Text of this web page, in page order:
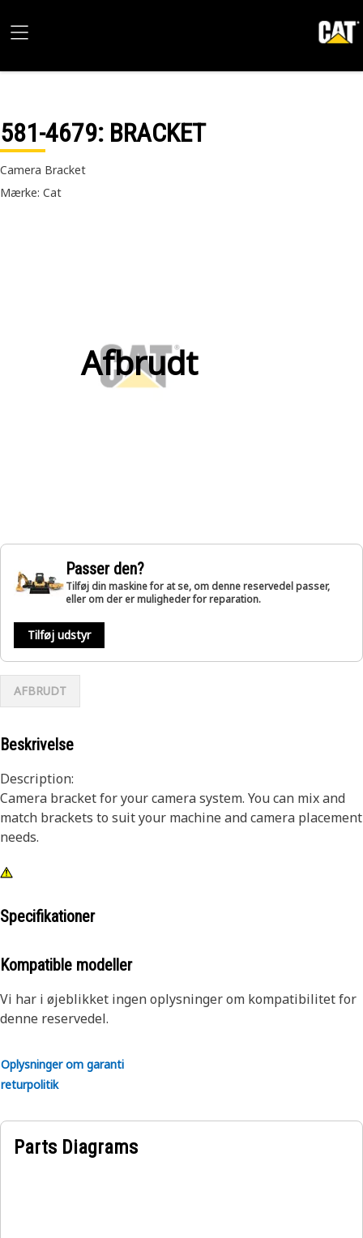
581-4679: BRACKET
Camera Bracket
Mærke: Cat
Afbrudt
Passer den?
Tilføj din maskine for at se, om denne reservedel passer,
eller om der er muligheder for reparation.
Tilføj udstyr
AFBRUDT
Beskrivelse
Description:
Camera bracket for your camera system. You can mix and
match brackets to suit your machine and camera placement
needs.
Specifikationer
Kompatible modeller
Vi har i øjeblikket ingen oplysninger om kompatibilitet for
denne reservedel.
Oplysninger om garanti
returpolitik
Parts Diagrams